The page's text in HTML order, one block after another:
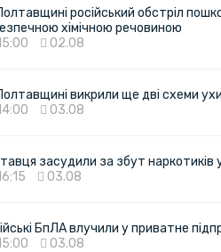
російський обстріл
хімічною речовиною
02.08
викрили ще дві схеми
03.08
засудили за збут наркотиків
03.08
БпЛА влучили у приватне
03.08